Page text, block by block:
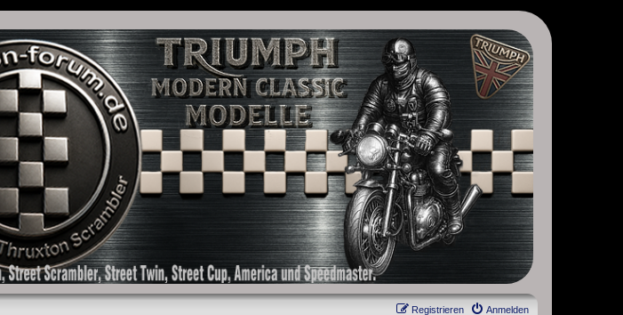
ab BJ 2001. Triumph Bonneville, Thruxton, Scrambler, Bobber, Speed Twin, Street Scrambler, Street Twin,
Anmelden
Registrieren